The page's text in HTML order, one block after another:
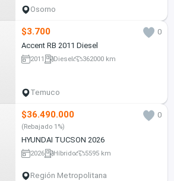
Osorno
$3.700
0
Accent RB 2011 Diesel
2011 Diesel 362000 km
Temuco
$36.490.000 0
(Rebajado 1%)
HYUNDAI TUCSON 2026
2026 Híbrido 5595 km
Región Metropolitana